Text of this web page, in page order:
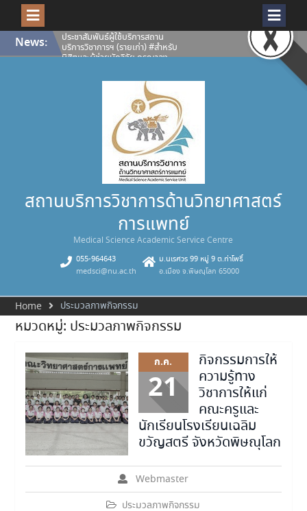
Skip
content
News:
ด้านวิทยาศาสตร์การแพทย์ ประจำปี
การศึกษา 2569
เปิดโลกงานวิจัยให้คมชัดทุกมิติ
บริการ กล้องจุลทรรศน์คอนโฟคอล
ชนิดแสงส่องกราดด้วยเลเซอร์
Confocal Microscope (ZEISS
LSM 900 with Airyscan 2)
คณะวิทยาศาสตร์การแพทย์
มหาวิทยาลัยนเรศวร ขอแสดงความ
ยินดีกับนางสุภาพรรณ เอกอุฬาร
พันธ์ รองผู้อำนวยการสถานบริการ
วิชาการด้านวิทยาศาสตร์การแพทย์
คณะวิทยาศาสตร์การแพทย์
มหาวิทยาลัยนเรศวรได้รับคัดเลือก
เป็น บุคลากรดีเด่น (สายสนับสนุน)
มหาวิทยาลัยนเรศวร ประจำปี 2569
สถานบริการวิชาการด้านวิทยาศาสตร์
การแพทย์
Medical Science Academic Service Centre
055-964643
medsci@nu.ac.th
ม.นเรศวร 99 หมู่ 9 ต.ท่าโพธิ์
อ.เมือง จ.พิษณุโลก 65000
Home ประมวลภาพกิจกรรม
หมวดหมู่: ประมวลภาพกิจกรรม
ก.ค.
21
กิจกรรมการให้
ความรู้ทาง
วิชาการให้แก่
คณะครูและ
นักเรียนโรงเรียนเฉลิม
ขวัญสตรี จังหวัดพิษณุโลก
Webmaster
ประมวลภาพกิจกรรม